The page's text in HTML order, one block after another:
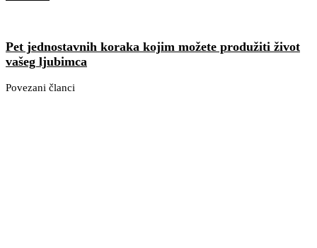
Pet jednostavnih koraka kojim možete produžiti život
vašeg ljubimca
Povezani članci